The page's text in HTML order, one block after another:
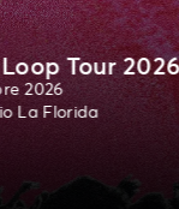
Tour 2026
2026
La Florida